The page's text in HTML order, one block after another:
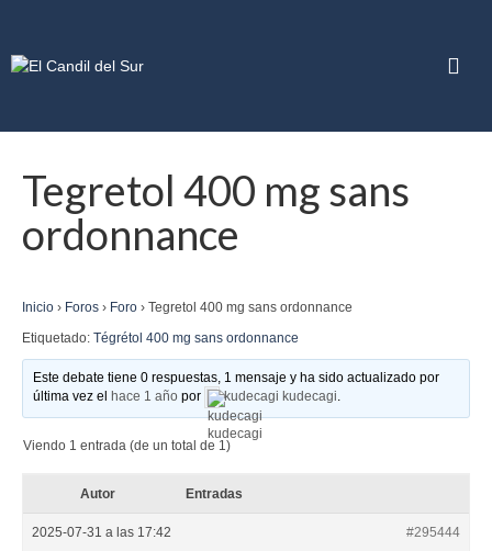
Tegretol 400 mg sans
ordonnance
Inicio › Foros › Foro › Tegretol 400 mg sans ordonnance
Etiquetado: Tégrétol 400 mg sans ordonnance
Este debate tiene 0 respuestas, 1 mensaje y ha sido actualizado por
última vez el
hace 1 año por kudecagi kudecagi.
Viendo 1 entrada (de un total de 1)
Autor Entradas
2025-07-31 a las 17:42 #295444